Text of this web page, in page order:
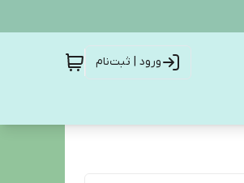
ورود | ثبت‌نام